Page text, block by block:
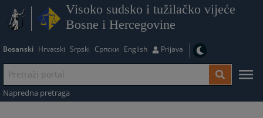
Visoko sudsko i tužilačko vijeće
Bosne i Hercegovine
Bosanski Hrvatski Srpski Српски English Prijava
Napredna pretraga